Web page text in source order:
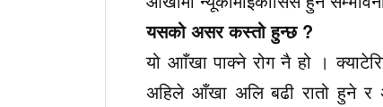
यसको असर कस्तो हुन्छ ?
यो आाँखा पाक्ने रोग नै हो ।
अहिले आँखा अलि बढी रातो हुने